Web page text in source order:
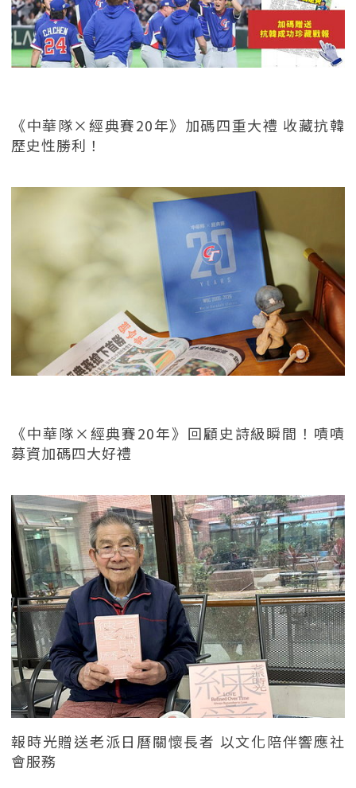
《中華隊×經典賽20年》加碼四重大禮 收藏抗韓
歷史性勝利！
《中華隊×經典賽20年》回顧史詩級瞬間！嘖嘖
募資加碼四大好禮
報時光贈送老派日曆關懷長者 以文化陪伴響應社
會服務